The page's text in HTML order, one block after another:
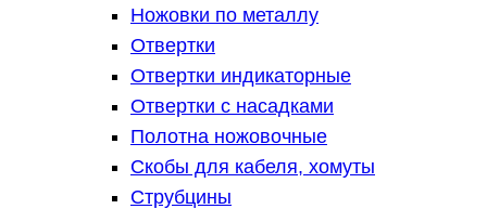
Ножовки по металлу
Отвертки
Отвертки индикаторные
Отвертки с насадками
Полотна ножовочные
Скобы для кабеля, хомуты
Струбцины